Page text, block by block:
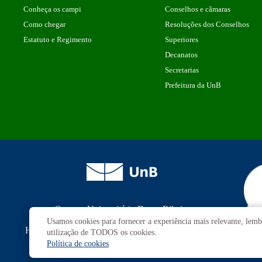
Conheça os campi
Como chegar
Estatuto e Regimento
Conselhos e câmaras
Resoluções dos Conselhos
Superiores
Decanatos
Secretarias
Prefeitura da UnB
CampusUniversitário Darcy Ribeiro
Brasília-DF | CEP 70910-900
Horário de funcionamento: de 2ª a 6ª, das 7h às 23h.
Sábado, das 8h às 18h.
Usamos cookies para fornecer a experiência mais relevante,
utilização de TODOS os cookies.
Política de cookies